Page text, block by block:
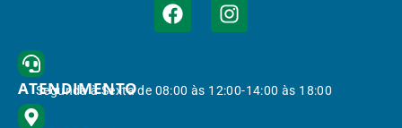
ATENDIMENTO
Segunda à Sexta de 08:00 às 12:00-14:00 às 18:00